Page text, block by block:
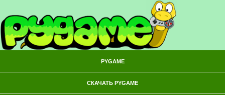
PYGAME
СКАЧАТЬ PYGAME